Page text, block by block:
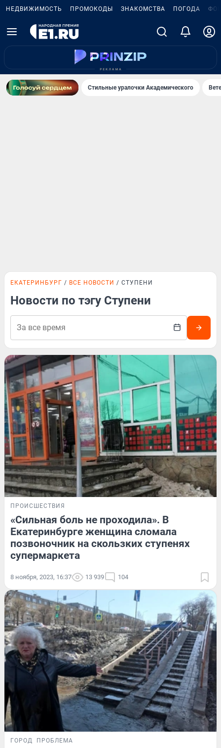
НЕДВИЖИМОСТЬ ПРОМОКОДЫ ЗНАКОМСТВА ПОГОДА
Стильные уралочки Академического
ЕКАТЕРИНБУРГ ВСЕ НОВОСТИ СТУПЕНИ
Новости по тэгу Ступени
ПРОИСШЕСТВИЯ
«Сильная боль не проходила». В
Екатеринбурге женщина сломала
позвоночник на скользких ступенях
супермаркета
8 ноября, 2023, 16:37 13 939 104
ГОРОД ПРОБЛЕМА